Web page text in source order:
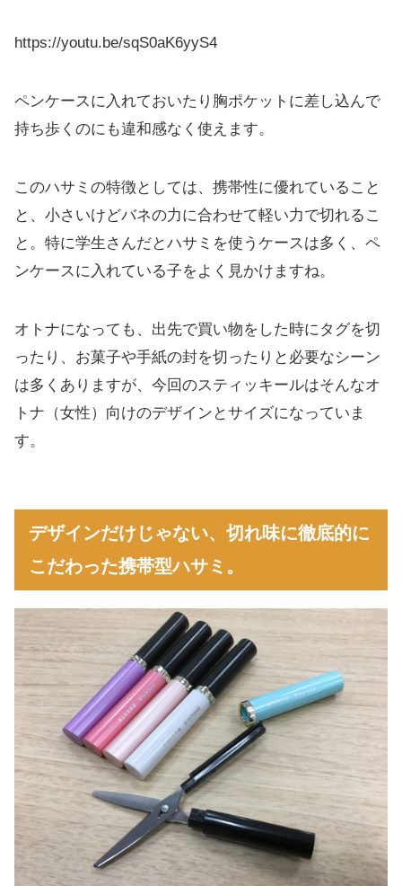
https://youtu.be/sqS0aK6yyS4
ペンケースに入れておいたり胸ポケットに差し込んで
持ち歩くのにも違和感なく使えます。
このハサミの特徴としては、携帯性に優れていること
と、小さいけどバネの力に合わせて軽い力で切れるこ
と。特に学生さんだとハサミを使うケースは多く、ペ
ンケースに入れている子をよく見かけますね。
オトナになっても、出先で買い物をした時にタグを切
ったり、お菓子や手紙の封を切ったりと必要なシーン
は多くありますが、今回のスティッキールはそんなオ
トナ（女性）向けのデザインとサイズになっていま
す。
デザインだけじゃない、切れ味に徹底的に
こだわった携帯型ハサミ。